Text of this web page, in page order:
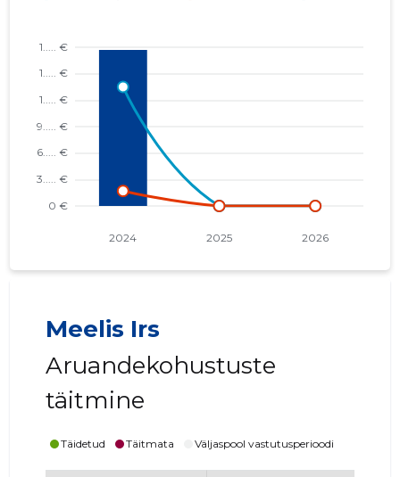
Meelis Irs
Aruandekohustuste
täitmine
Täidetud Täitmata Väljaspool vastutusperioodi